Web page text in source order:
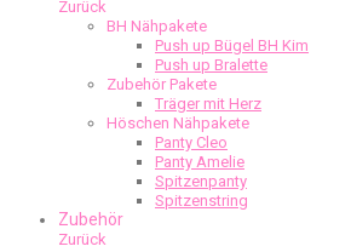
Zurück
BH Nähpakete
Push up Bügel BH Kim
Push up Bralette
Zubehör Pakete
Träger mit Herz
Höschen Nähpakete
Panty Cleo
Panty Amelie
Spitzenpanty
Spitzenstring
Zubehör
Zurück